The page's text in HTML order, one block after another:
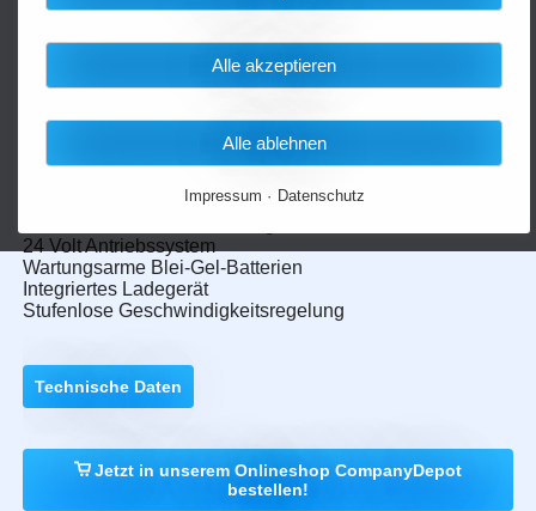
Alle akzeptieren
Alle ablehnen
Impressum Datenschutz
Elektrische Ziehhilfe HL-QDD10
Schwere Lasten einfach elektrisch ziehen oder
24 Volt Antriebssystem
Wartungsarme Blei-Gel-Batterien
Integriertes Ladegerät
Stufenlose Geschwindigkeitsregelung
Technische Daten
Jetzt in unserem Onlineshop CompanyDepot
bestellen!